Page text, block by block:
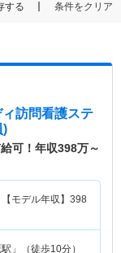
する 条件をクリア
訪問看護ステ
)
可！年収398万～
モデル年収】 398
」（徒歩10分）